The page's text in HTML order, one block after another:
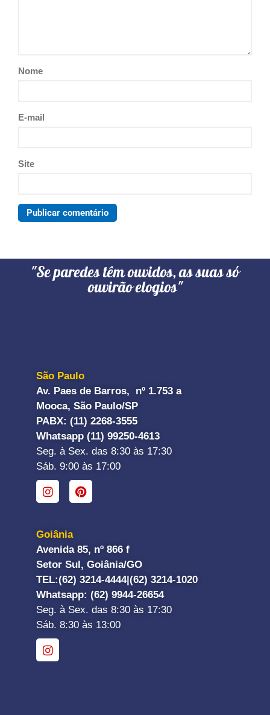
Nome
E-mail
Site
"Se paredes têm ouvidos, as suas só
ouvirão elogios"
São Paulo
Av. Paes de Barros, nº 1.753 a
Mooca, São Paulo/SP
PABX: (11) 2268-3555
Whatsapp (11) 99250-4613
Seg. à Sex. das 8:30 às 17:30
Sáb. 9:00 às 17:00
Goiânia
Avenida 85, nº 866 f
Setor Sul, Goiânia/GO
TEL:(62) 3214-4444| (62) 3214-1020
Whatsapp: (62) 9944-26654
Seg. à Sex. das 8:30 às 17:30
Sáb. 8:30 às 13:00